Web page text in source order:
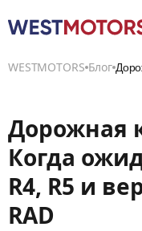
WESTMOTORS Блог
Дорожная
Когда
R4, R5 и
RAD